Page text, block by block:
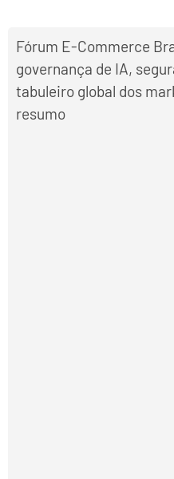
Fórum E-Commerce
governança de IA,
tabuleiro global dos
resumo